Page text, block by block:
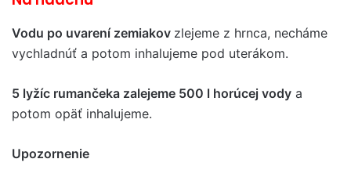
Vodu po uvarení zemiakov zlejeme z hrnca, necháme
vychladnúť a potom inhalujeme pod uterákom.
5 lyžíc rumančeka zalejeme 500 l horúcej vody a
potom opäť inhalujeme.
Upozornenie